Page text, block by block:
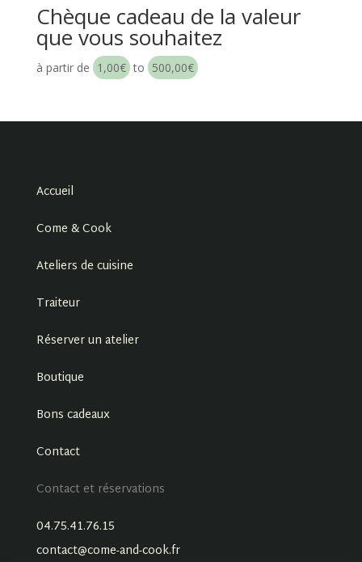
Chèque cadeau de la valeur
que vous souhaitez
à partir de 1,00€ to 500,00€
Accueil
Come & Cook
Ateliers de cuisine
Traiteur
Réserver un atelier
Boutique
Bons cadeaux
Contact
Contact et réservations
04.75.41.76.15
contact@come-and-cook.fr